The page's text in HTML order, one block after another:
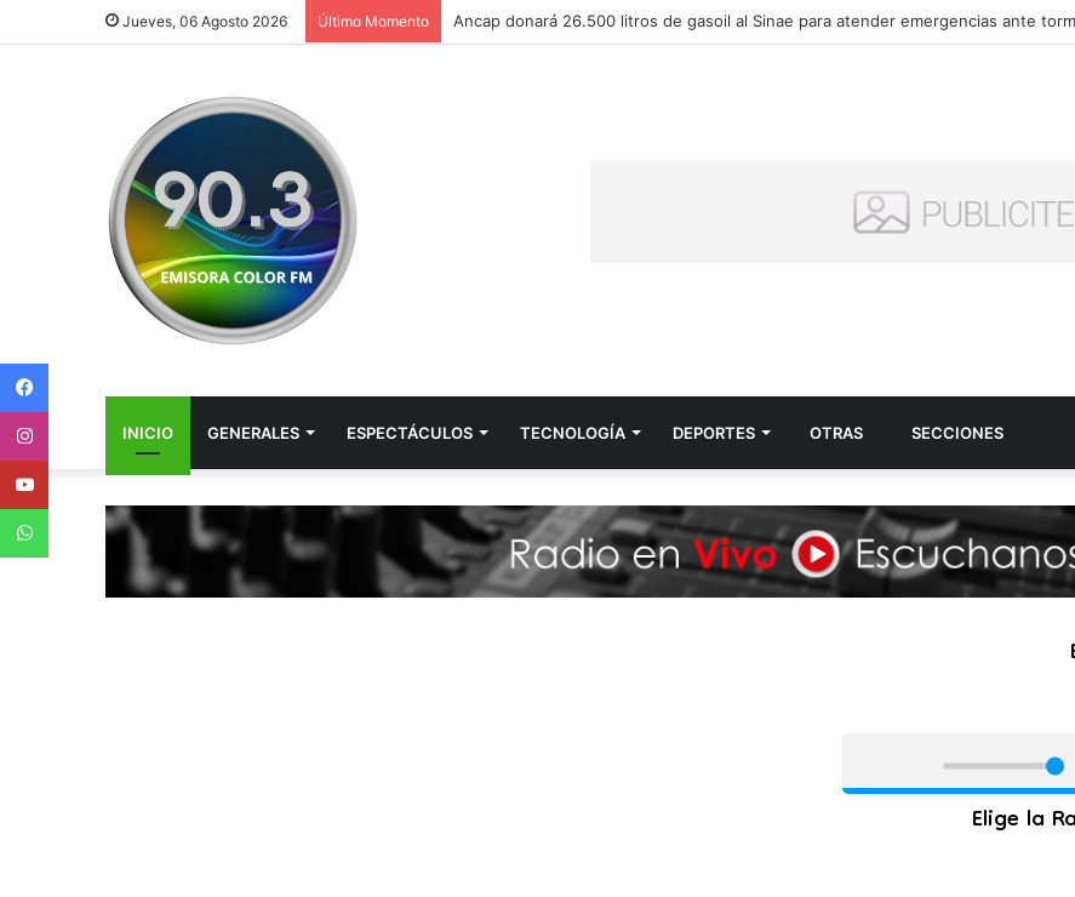
Jueves, 06 Agosto 2026 Último Momento Caminera detalló cómo fue el accidente de Gabriel Rossi, por el cual perdió la vida
INICIO GENERALES ESPECTÁCULOS TECNOLOGÍ­A DEPORTES OTRAS SECCIONES
WhatsApp